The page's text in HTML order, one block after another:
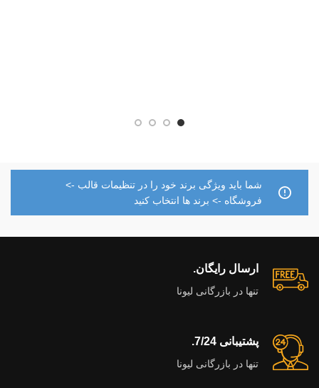
شما باید ویژگی برند خود را در تنظیمات قالب ->
فروشگاه -> برند ها انتخاب کنید
ارسال رایگان.
تنها در بازرگانی لیونا
پشتیبانی 7/24.
تنها در بازرگانی لیونا